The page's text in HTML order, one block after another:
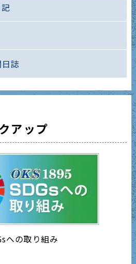
誌
アップ
への取り組み